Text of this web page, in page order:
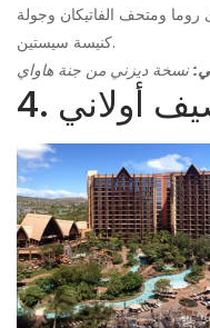
ومتحف الفاتيكان وجولة
كنيسة سيستين.
أولاني